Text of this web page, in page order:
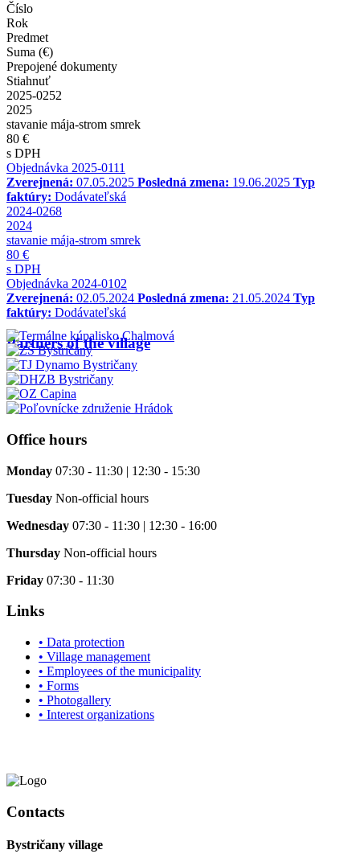
Číslo
Rok
Predmet
Suma (€)
Prepojené dokumenty
Stiahnuť
2025-0252
2025
stavanie mája-strom smrek
80 €
s DPH
Objednávka 2025-0111
Zverejnená: 07.05.2025 Posledná zmena: 19.06.2025 Typ
faktúry: Dodávateľská
2024-0268
2024
stavanie mája-strom smrek
80 €
s DPH
Objednávka 2024-0102
Zverejnená: 02.05.2024 Posledná zmena: 21.05.2024 Typ
faktúry: Dodávateľská
Partners of the village
Office hours
Monday 07:30 - 11:30 | 12:30 - 15:30
Tuesday Non-official hours
Wednesday 07:30 - 11:30 | 12:30 - 16:00
Thursday Non-official hours
Friday 07:30 - 11:30
Links
• Data protection
• Village management
• Employees of the municipality
• Forms
• Photogallery
• Interest organizations
Contacts
Bystričany village